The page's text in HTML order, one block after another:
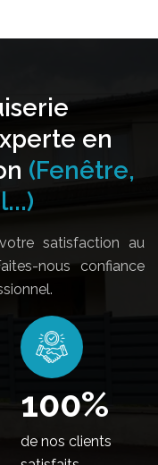
en
(Fenêtre,
satisfaction au
nous confiance
100%
de nos clients